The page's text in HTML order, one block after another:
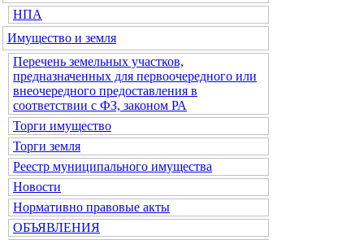
НПА
Имущество и земля
Перечень земельных участков,
предназначенных для первоочередного или
внеочередного предоставления в
соответствии с ФЗ, законом РА
Торги имущество
Торги земля
Реестр муниципального имущества
Новости
Нормативно правовые акты
ОБЪЯВЛЕНИЯ